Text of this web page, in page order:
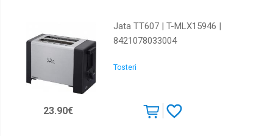
Jata TT607 | T-MLX15946 |
8421078033004
Tosteri
23.90€